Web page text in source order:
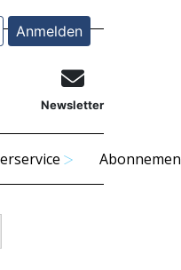
Anmelden
Newsletter